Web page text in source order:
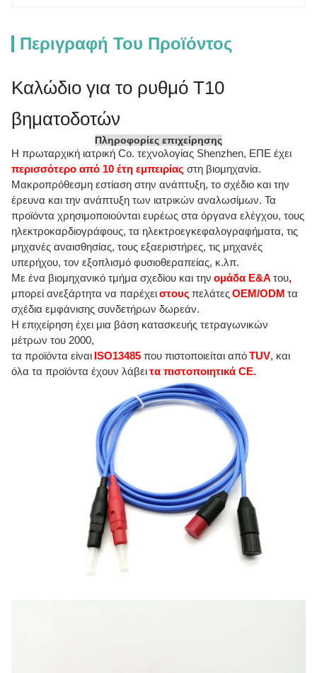
Περιγραφή Του Προϊόντος
Καλώδιο για το ρυθμό T10
βηματοδοτών
Πληροφορίες επιχείρησης
Η πρωταρχική ιατρική Co. τεχνολογίας Shenzhen, ΕΠΕ έχει
περισσότερο από 10 έτη εμπειρίας στη βιομηχανία.
Μακροπρόθεσμη εστίαση στην ανάπτυξη, το σχέδιο και την
έρευνα και την ανάπτυξη των ιατρικών αναλωσίμων. Τα
προϊόντα χρησιμοποιούνται ευρέως στα όργανα ελέγχου, τους
ηλεκτροκαρδιογράφους, τα ηλεκτροεγκεφαλογραφήματα, τις
μηχανές αναισθησίας, τους εξαεριστήρες, τις μηχανές
υπερήχου, τον εξοπλισμό φυσιοθεραπείας, κ.λπ.
Με ένα βιομηχανικό τμήμα σχεδίου και την ομάδα Ε&Α του,
μπορεί ανεξάρτητα να παρέχειστους πελάτεςOEM/ODM τα
σχέδια εμφάνισης συνδετήρων δωρεάν.
Η επιχείρηση έχει μια βάση κατασκευής τετραγωνικών
μέτρων του 2000,
τα προϊόντα είναι ISO13485 που πιστοποιείται απόTUV, και
όλα τα προϊόντα έχουν λάβειτα πιστοποιητικά CE.